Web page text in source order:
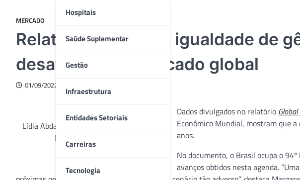
Hospitais
Saúde Suplementar
Gestão
Infraestrutura
Entidades Setoriais
Carreiras
Tecnologia
MERCADO
Relatório destaca a igualdade de
desafio para o mercado global
01/09/2022
Lídia Abdalla, Presidente do Grupo Sabin
Medicina Diagnóstica
Dados divulgados no relatório
Econômico Mundial, mostram que
anos.
No documento, o Brasil ocupa o
avanços obtidos nesta agenda.